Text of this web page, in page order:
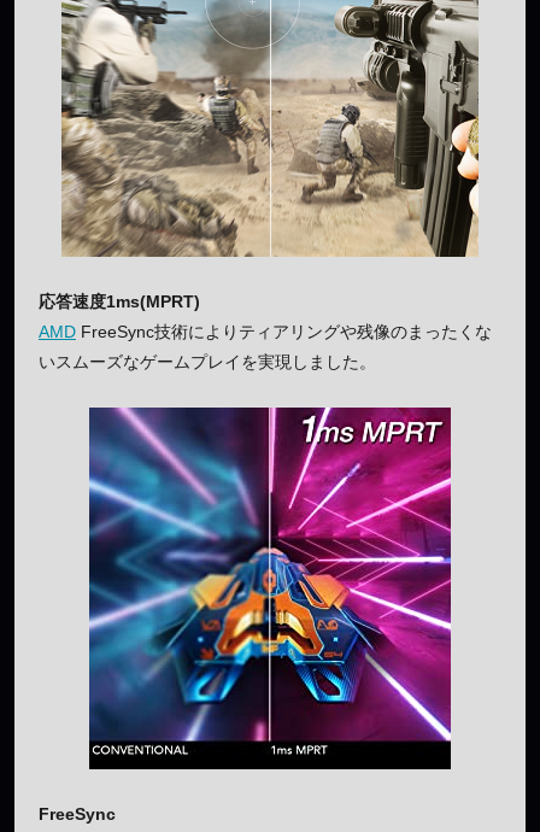
応答速度1ms(MPRT)
AMD FreeSync技術によりティアリングや残像のまったくな
いスムーズなゲームプレイを実現しました。
FreeSync